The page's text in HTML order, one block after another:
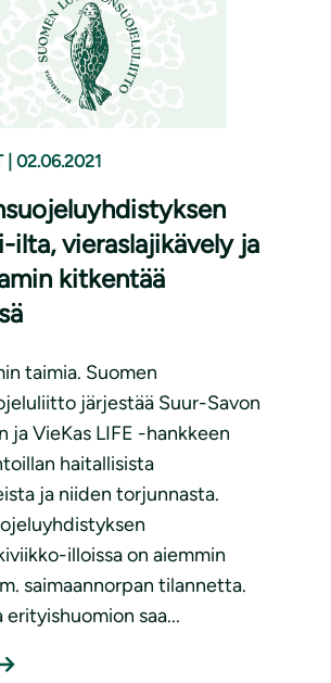
02.06.2021
ilta, vieraslajikävely ja
kitkentää
taimia. Suomen
järjestää Suur-Savon
ja VieKas LIFE -hankkeen
haitallisista
ja niiden torjunnasta.
illoissa on aiemmin
saimaannorpan tilannetta.
erityishuomion saa...